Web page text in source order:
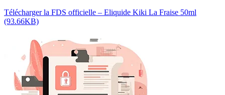
Télécharger la FDS officielle – Eliquide Kiki La Fraise 50ml
(93.66KB)